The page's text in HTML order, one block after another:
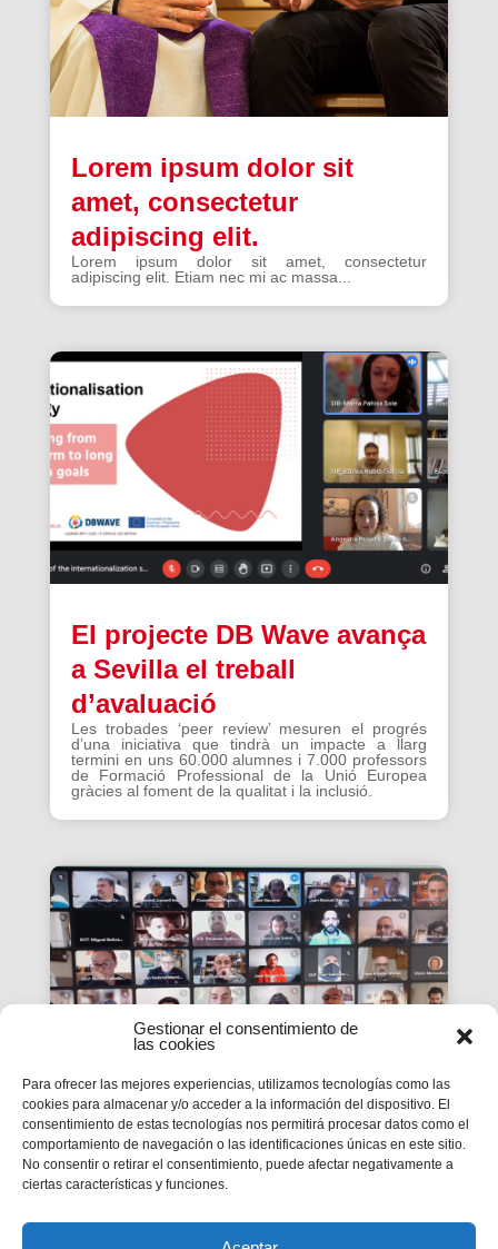
Gestionar el consentimiento de
las cookies
Para ofrecer las mejores experiencias, utilizamos tecnologías como las
cookies para almacenar y/o acceder a la información del dispositivo. El
consentimiento de estas tecnologías nos permitirá procesar datos como el
comportamiento de navegación o las identificaciones únicas en este sitio.
No consentir o retirar el consentimiento, puede afectar negativamente a
ciertas características y funciones.
Lorem ipsum dolor sit
amet, consectetur
adipiscing elit.
Lorem ipsum dolor sit amet, consectetur
adipiscing elit. Etiam nec mi ac massa...
El projecte DB Wave avança
a Sevilla el treball
d’avaluació
Les trobades ‘peer review’ mesuren el progrés
d’una iniciativa que tindrà un impacte a llarg
termini en uns 60.000 alumnes i 7.000 professors
de Formació Professional de la Unió Europea
gràcies al foment de la qualitat i la inclusió.
La #PasquaSalesiana 2022
inicia el seu camí de
preparació
Tindran lloc durant el mes d’abril.